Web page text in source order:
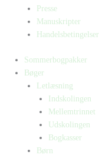
Presse
Manuskripter
Handelsbetingelser
Sommerbogpakker
Bøger
Letlæsning
Indskolingen
Mellemtrinnet
Udskolingen
Bogkasser
Børn